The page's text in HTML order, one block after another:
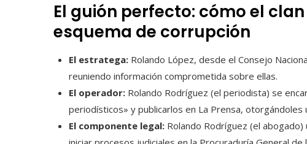
El guión perfecto: cómo el
esquema de corrupción
El estratega: Rolando López, desde el Consejo
reuniendo información comprometida sobre ellas.
El operador: Rolando Rodríguez (el periodista) se
periodísticos» y publicarlos en La Prensa, otorgándoles
El componente legal: Rolando Rodríguez (el